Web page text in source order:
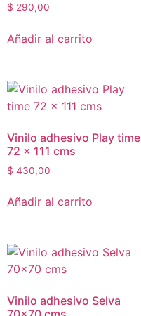
$ 290,00
Añadir al carrito
Vinilo adhesivo Play time
72 x 111 cms
$ 430,00
Añadir al carrito
Vinilo adhesivo Selva